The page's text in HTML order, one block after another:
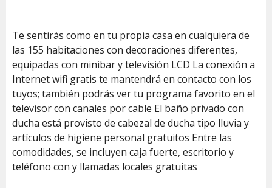
Te sentirás como en tu propia casa en cualquiera de
las 155 habitaciones con decoraciones diferentes,
equipadas con minibar y televisión LCD La conexión a
Internet wifi gratis te mantendrá en contacto con los
tuyos; también podrás ver tu programa favorito en el
televisor con canales por cable El baño privado con
ducha está provisto de cabezal de ducha tipo lluvia y
artículos de higiene personal gratuitos Entre las
comodidades, se incluyen caja fuerte, escritorio y
teléfono con y llamadas locales gratuitas